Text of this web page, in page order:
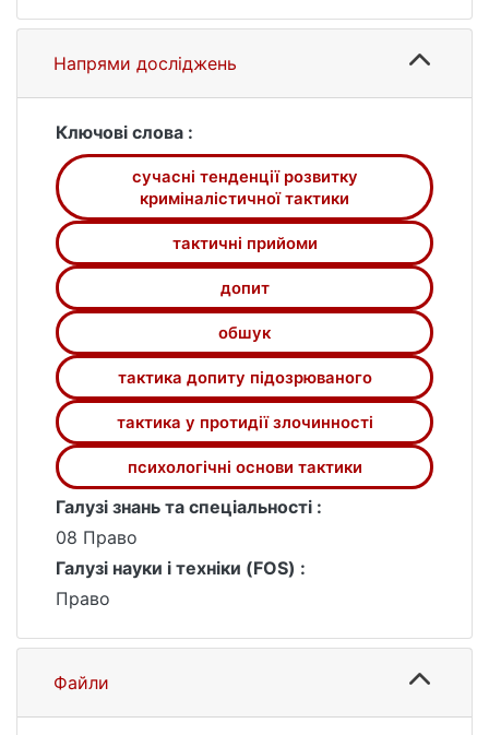
правових актів і матеріалів вітчизняної
судово-слідчої практики у навчальному
посібнику розкриваються теоретичні
особливості організації й тактики
окремих слідчих (розшукових) дій,
надаються науково обґрунтовані
рекомендації щодо підвищення
ефективності досудового розслідування
злочинів, що можуть бути використані як
у навчальному процесі, так і в практичній
діяльності суб’єктів кримінального
провадження.
Для студентів, науковців і практиків, а
також тих, хто цікавиться проблемами
кримінального процесу та криміналістики.
Напрями досліджень
Ключові слова :
сучасні тенденції розвитку
криміналістичної тактики
тактичні прийоми
допит
обшук
тактика допиту підозрюваного
тактика у протидії злочинності
психологічні основи тактики
Галузі знань та спеціальності :
08 Право
Галузі науки і техніки (FOS) :
Право
Файли